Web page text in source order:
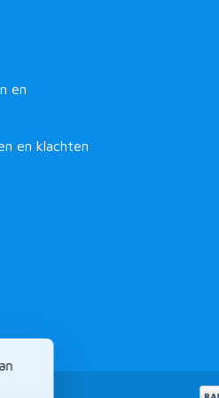
en
en klachten